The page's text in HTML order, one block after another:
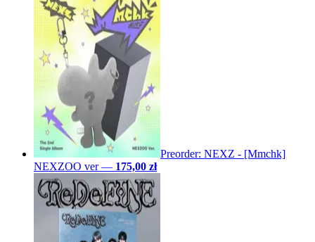
Preorder: NEXZ - [Mmchk]
NEXZOO ver— 175,00 zł